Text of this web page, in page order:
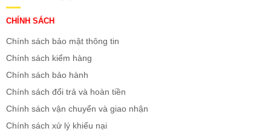
CHÍNH SÁCH
Chính sách bảo mật thông tin
Chính sách kiểm hàng
Chính sách bảo hành
Chính sách đổi trả và hoàn tiền
Chính sách vận chuyển và giao nhận
Chính sách xử lý khiếu nại